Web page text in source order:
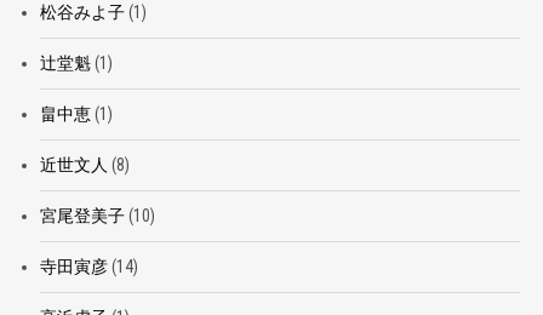
松谷みよ子(1)
辻堂魁(1)
畠中恵(1)
近世文人 (8)
宮尾登美子(10)
寺田寅彦(14)